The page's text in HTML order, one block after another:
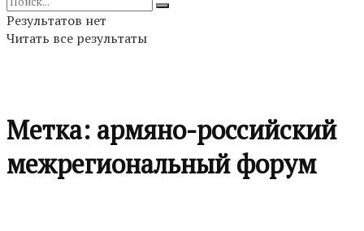
Результатов нет
Читать все результаты
Метка: армяно-российский
межрегиональный форум